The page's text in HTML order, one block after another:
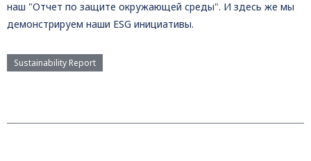
наш "Отчет по защите окружающей среды". И здесь же мы
демонстрируем наши ESG инициативы.
Sustainability Report